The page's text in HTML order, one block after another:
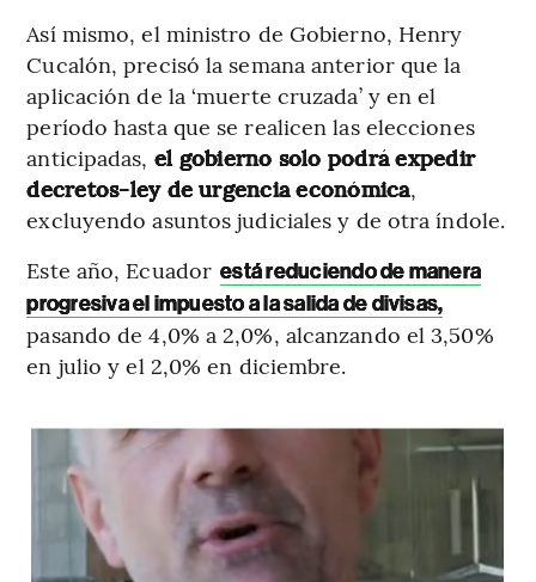
Así mismo, el ministro de Gobierno, Henry
Cucalón, precisó la semana anterior que la
aplicación de la ‘muerte cruzada’ y en el
período hasta que se realicen las elecciones
anticipadas, el gobierno solo podrá expedir
decretos-ley de urgencia económica,
excluyendo asuntos judiciales y de otra índole.
Este año, Ecuador está reduciendo de manera
progresiva el impuesto a la salida de divisas,
pasando de 4,0% a 2,0%, alcanzando el 3,50%
en julio y el 2,0% en diciembre.